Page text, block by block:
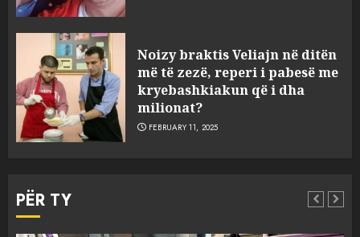
Noizy braktis Veliajn në ditën
më të zezë, reperi i pabesë me
kryebashkiakun që i dha
milionat?
FEBRUARY 11, 2025
PËR TY
5
ngjau me Talo Çelën”,
dëshmia e Nuredin Dumanit
flet për PERSONAT që e
plagosën!
MARCH 25, 2025